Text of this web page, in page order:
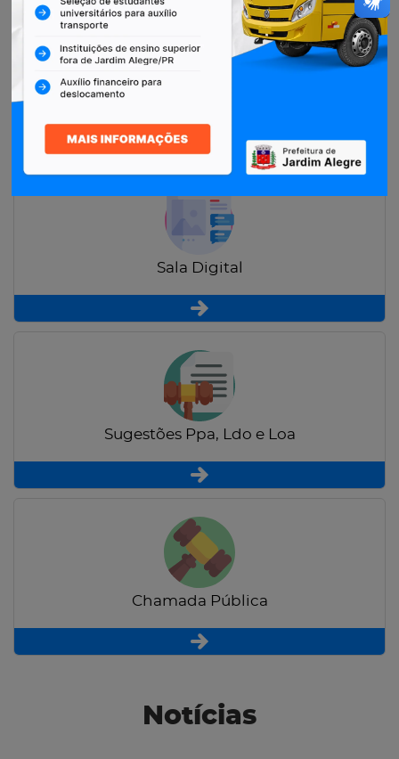
Restituição de Contribuintes
Sala Digital
Sugestões Ppa, Ldo e Loa
Chamada Pública
Notícias